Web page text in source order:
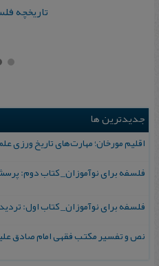
تاریخچه
جدیدترین ها
اقلیم مورخان؛ مهارت‌های تاریخ ورزی
فلسفه برای نوآموزان_ کتاب دوم:
فلسفه برای نوآموزان_ کتاب اول:
نص و تفسیر مکتب فقهی امام صادق